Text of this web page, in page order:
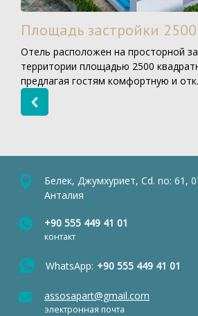
Площадь застройки
Отель расположен на просторной
территории площадью 2500
предлагая гостям комфортную и
Белек, Джумхуриет, Cd. no: 61,
Анталия
+90 555 449 41 01
контакт
WhatsApp: +90 555 449 41 01
assosapart@gmail.com
электронная почта